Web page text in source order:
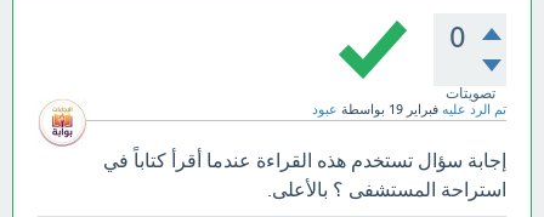
0
تصويتات
تم الرد عليه فبراير 19 بواسطة عبود
إجابة سؤال تستخدم هذه القراءة عندما أقرأ كتاباً في
استراحة المستشفى ؟ بالأعلى.